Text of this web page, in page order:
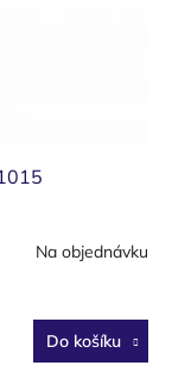
Na objednávku
Do košíku